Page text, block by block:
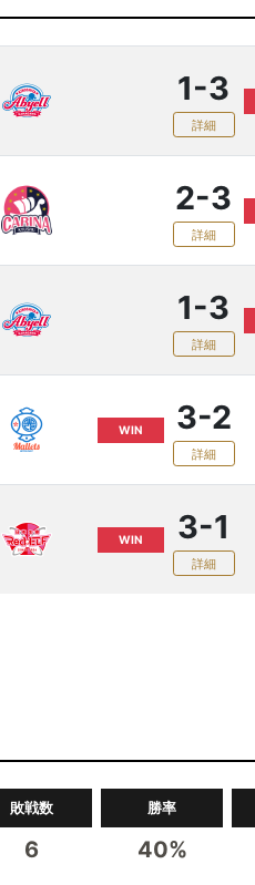
1-3
詳細
2-3
詳細
1-3
詳細
WIN 3-2
詳細
WIN 3-1
詳細
敗戦数
6
勝率
40%